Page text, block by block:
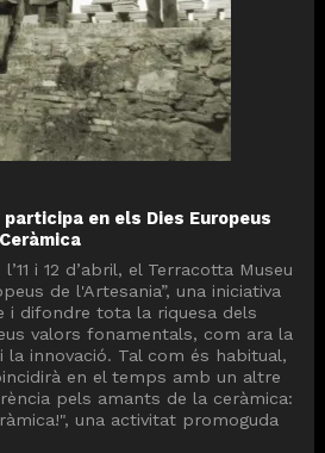
en els Dies Europeus
i 12 d’abril, el Terracotta Museu
de l'Artesania”, una iniciativa
i difondre tota la riquesa dels
valors fonamentals, com ara la
innovació. Tal com és habitual,
en el temps amb un altre
pels amants de la ceràmica:
una activitat promoguda